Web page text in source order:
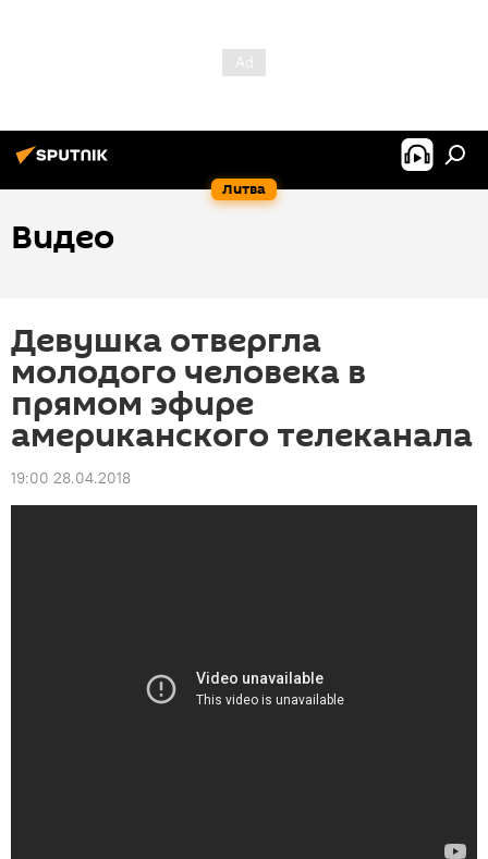
Литва
Видео
Девушка отвергла
молодого человека в
прямом эфире
американского телеканала
19:00 28.04.2018